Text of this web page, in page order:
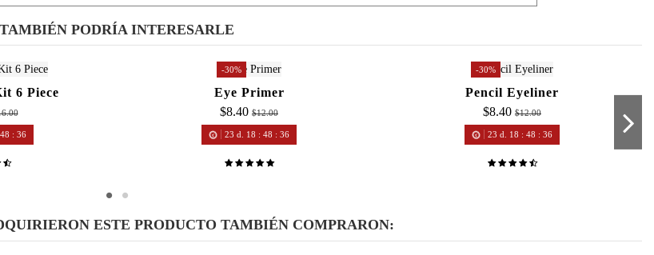
TAMBIÉN PODRÍA INTERESARLE
6 Piece
48 :36
-30%
Eye Primer
$8.40 $12.00
23 d. 18 :48 :36
-30%
Pencil Eyeliner
$8.40 $12.00
23 d. 18 :48 :36
ESTE PRODUCTO TAMBIÉN COMPRARON: